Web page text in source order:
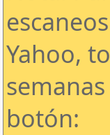
Yahoo,
botón: